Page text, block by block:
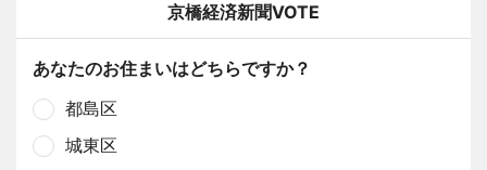
京橋経済新聞VOTE
あなたのお住まいはどちらですか？
都島区
城東区